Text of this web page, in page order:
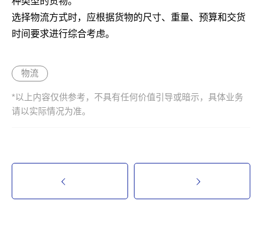
选择物流方式时，应根据货物的尺寸、重量、预算和交货
时间要求进行综合考虑。
物流
*以上内容仅供参考，不具有任何价值引导或暗示，具体业务
请以实际情况为准。